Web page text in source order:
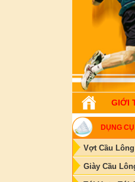
GIỚI
DỤNG
Vợt Cầu Lông
Giày Cầu